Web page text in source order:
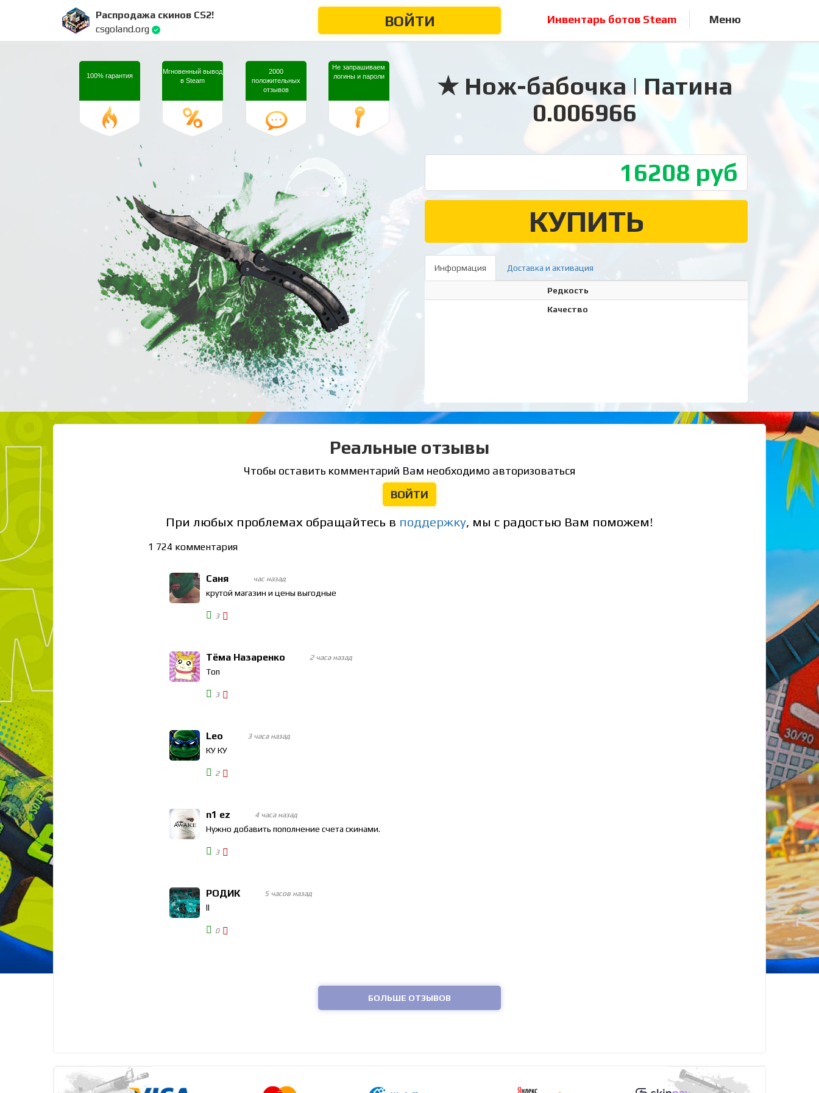
Распродажа скинов CS2!
csgoland.org
ВОЙТИ Инвентарь ботов Steam Меню
100% гарантия
Мгновенный вывод
вSteam
2000
положительных
отзывов
Не запрашиваем
логины и пароли
★ Нож-бабочка | Патина
0.006966
16208 руб
КУПИТЬ
Информация Доставка и активация
Редкость
Качество
Реальные отзывы
Чтобы оставить комментарий Вам необходимо авторизоваться
ВОЙТИ
При любых проблемах обращайтесь в поддержку, мы с радостью Вам поможем!
1 724 комментария
Саня час назад
крутой магазин и цены выгодные
3
Тёма Назаренко 2 часа назад
Топ
3
Leo 3 часа назад
КУ КУ
2
n1 ez 4 часа назад
Нужно добавить пополнение счета скинами.
3
РОДИК 5 часов назад
ll
0
БОЛЬШЕ ОТЗЫВОВ